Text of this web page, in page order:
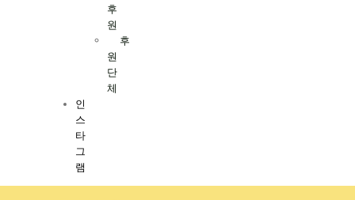
후
원
후
원
단
체
인
스
타
그
램